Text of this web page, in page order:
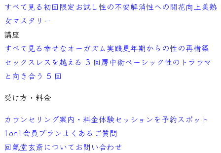
すべて見る 初回限定お試し性の不安解消性への開花向上美熟
女マスタリー
講座
すべて見る 幸せなオーガズム実践更年期からの性の再構築
セックスレスを越える 3 回房中術ベーシック性のトラウマ
と向き合う 5 回
受け方・料金
カウンセリング案内・料金体験セッションを予約スポット
1on1 会員プラン よくあるご質問
回氣堂玄斎について お問い合わせ